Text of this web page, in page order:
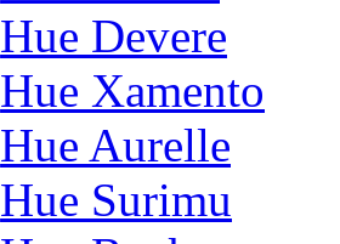
Hue Devere
Hue Xamento
Hue Aurelle
Hue Surimu